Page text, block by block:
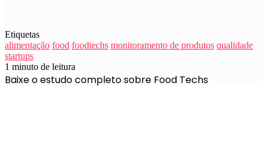
Etiquetas
alimentação food foodtechs monitoramento de produtos qualidade
startups
1 minuto de leitura
Baixe o estudo completo sobre Food Techs